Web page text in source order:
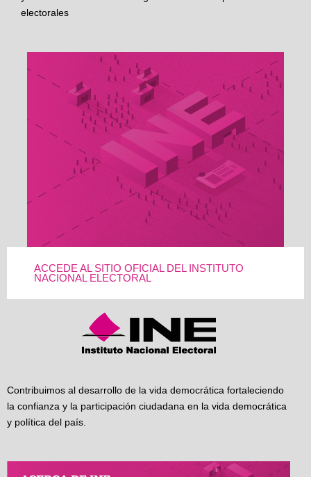
electorales
ACCEDE AL SITIO OFICIAL DEL INSTITUTO
NACIONAL ELECTORAL
Contribuimos al desarrollo de la vida democrática fortaleciendo
la confianza y la participación ciudadana en la vida democrática
y política del país.